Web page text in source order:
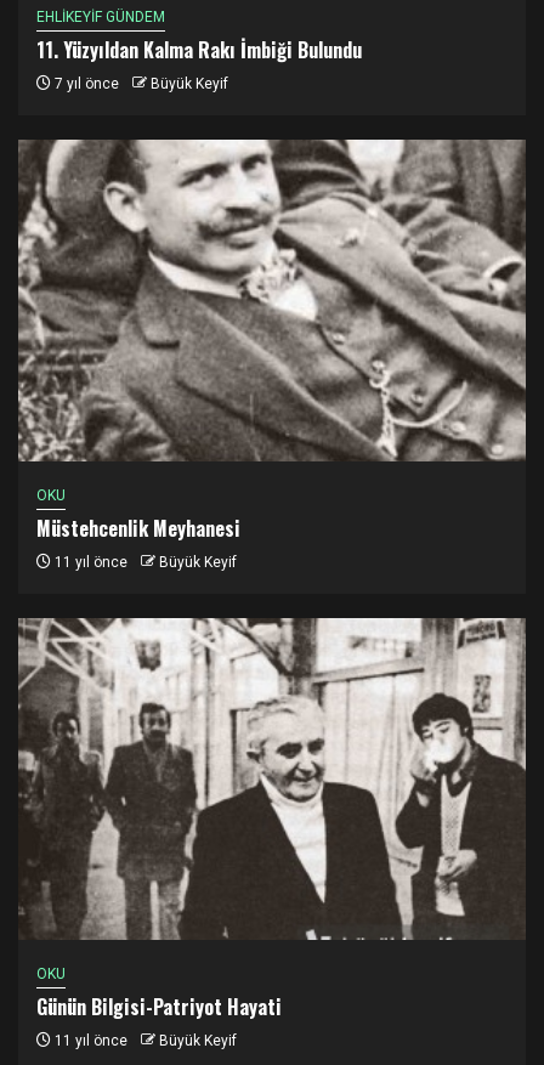
EHLİKEYİF GÜNDEM
11. Yüzyıldan Kalma Rakı İmbiği Bulundu
7 yıl önce Büyük Keyif
OKU
Müstehcenlik Meyhanesi
11 yıl önce Büyük Keyif
OKU
Günün Bilgisi-Patriyot Hayati
11 yıl önce Büyük Keyif